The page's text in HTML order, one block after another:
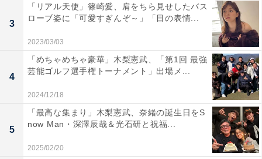
3
「リアル天使」篠崎愛、肩をちら見せしたバス
ローブ姿に「可愛すぎんぞ～」「目の表情...
2023/03/03
4
「めちゃめちゃ豪華」木梨憲武、「第1回 最強
芸能ゴルフ選手権トーナメント」出場メ...
2024/12/18
5
「最高な集まり」木梨憲武、奈緒の誕生日をS
now Man・深澤辰哉＆光石研と祝福...
2025/02/20